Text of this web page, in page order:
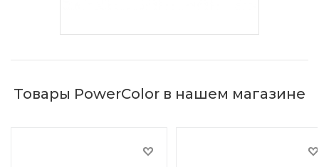
Товары PowerColor в нашем магазине